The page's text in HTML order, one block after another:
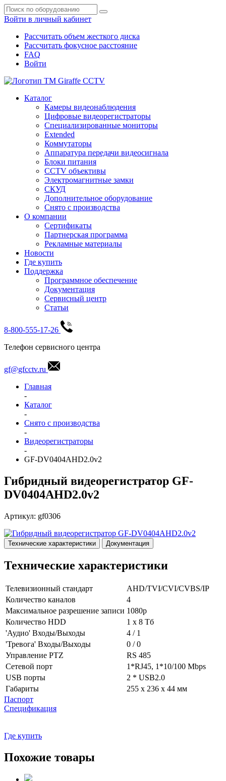
Войти в личный кабинет
Рассчитать объем жесткого диска
Рассчитать фокусное расстояние
FAQ
Войти
Каталог
Камеры видеонаблюдения
Цифровые видеорегистраторы
Специализированные мониторы
Extended
Коммутаторы
Аппаратура передачи видеосигнала
Блоки питания
CCTV объективы
Электромагнитные замки
СКУД
Дополнительное оборудование
Снято с производства
О компании
Сертификаты
Партнерская программа
Рекламные материалы
Новости
Где купить
Поддержка
Программное обеспечение
Документация
Сервисный центр
Статьи
8-800-555-17-26
Телефон сервисного центра
gf@gfcctv.ru
Главная
-
Каталог
-
Снято с производства
-
Видеорегистраторы
-
GF-DV0404AHD2.0v2
Гибридный видеорегистратор GF-
DV0404AHD2.0v2
Артикул: gf0306
Технические характеристики Документация
Технические характеристики
Телевизионный стандарт
AHD/TVI/CVI/CVBS/IP
Количество каналов
4
Максимальное разрешение записи 1080р
Количество HDD
1 х 8 Тб
'Аудио' Входы/Выходы
4 / 1
'Тревога' Входы/Выходы
0 / 0
Управление PTZ
RS 485
Сетевой порт
1*RJ45, 1*10/100 Mbps
USB порты
2 * USB2.0
Габариты
255 x 236 x 44 мм
Паспорт
Спецификация
Где купить
Похожие товары